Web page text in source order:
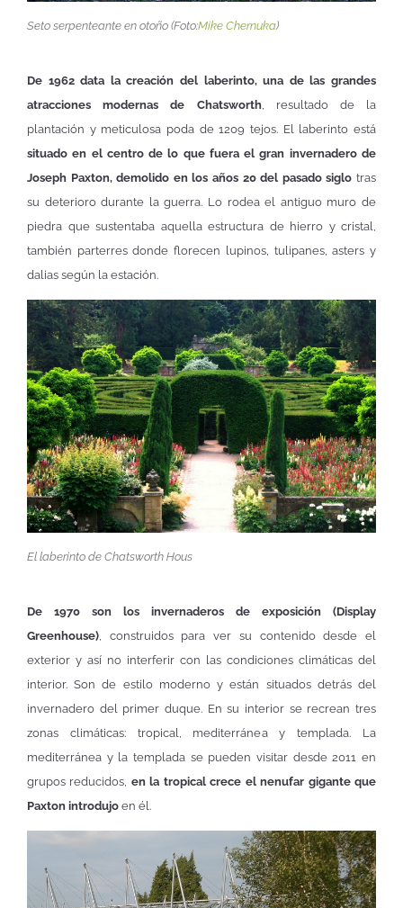
Seto serpenteante en otoño (Foto:Mike Chernuka)
De 1962 data la creación del laberinto, una de las grandes
atracciones modernas de Chatsworth, resultado de la
plantación y meticulosa poda de 1209 tejos. El laberinto está
situado en el centro de lo que fuera el gran invernadero de
Joseph Paxton, demolido en los años 20 del pasado siglo tras
su deterioro durante la guerra. Lo rodea el antiguo muro de
piedra que sustentaba aquella estructura de hierro y cristal,
también parterres donde florecen lupinos, tulipanes, asters y
dalias según la estación.
El laberinto de Chatsworth Hous
De 1970 son los invernaderos de exposición (Display
Greenhouse) , construidos para ver su contenido desde el
exterior y así no interferir con las condiciones climáticas del
interior. Son de estilo moderno y están situados detrás del
invernadero del primer duque. En su interior se recrean tres
zonas climáticas: tropical, mediterránea y templada. La
mediterránea y la templada se pueden visitar desde 2011 en
grupos reducidos, en la tropical crece el nenufar gigante que
Paxton introdujo en él.